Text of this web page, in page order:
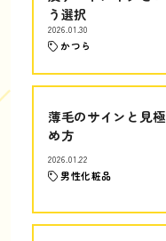
う選択
2026.01.30
かつら
薄毛のサインと見極
め方
2026.01.22
男性化粧品